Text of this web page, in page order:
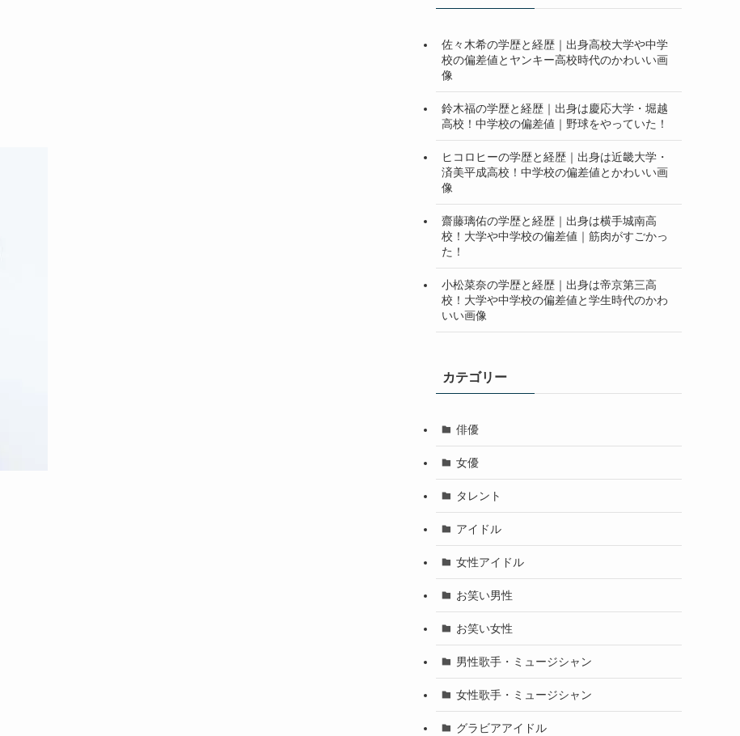
佐々木希の学歴と経歴｜出身高校大学や中学
校の偏差値とヤンキー高校時代のかわいい画
像
鈴木福の学歴と経歴｜出身は慶応大学・堀越
高校！中学校の偏差値｜野球をやっていた！
ヒコロヒーの学歴と経歴｜出身は近畿大学・
済美平成高校！中学校の偏差値とかわいい画
像
齋藤璃佑の学歴と経歴｜出身は横手城南高
校！大学や中学校の偏差値｜筋肉がすごかっ
た！
小松菜奈の学歴と経歴｜出身は帝京第三高
校！大学や中学校の偏差値と学生時代のかわ
いい画像
カテゴリー
俳優
女優
タレント
アイドル
女性アイドル
お笑い男性
お笑い女性
男性歌手・ミュージシャン
女性歌手・ミュージシャン
グラビアアイドル